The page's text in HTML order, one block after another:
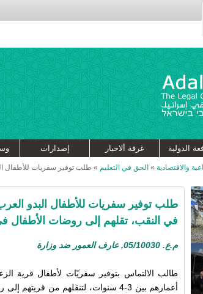
الدولية غرفة ألاخبار إصدارات
والاقتصادية » الحق في التعليم » طلب توفير سفريات للأطفال
طلب توفير سفريات للأطفال البدو
في النقب، تقلهم إلى روضات الأطفال
م.ع. 05/10030, عارف العمور ضد وزارة
طالب الالتماس بتوفير سفريّات لأطفال قرية
أعمارهم
بين 3-4 سنوات، لتنقلهم من قريتهم